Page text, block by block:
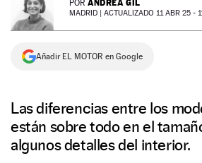
NEWSLETTER
SÍGUENOS
POR ANDREA GIL
MADRID | ACTUALIZADO 11 ABR 25 -
Añadir EL MOTOR en Google
Las diferencias entre los
están sobre todo en el
algunos detalles del interior.